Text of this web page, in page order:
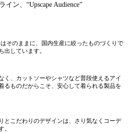
イン、“Upscape Audience”
そのままに、国内生産に絞ったものづくりで
出しています。
く、カットソーやシャツなど普段使えるアイ
るものだからこそ、安心して着られる製品を
とこだわりのデザインは、さり気なくコーデ
。